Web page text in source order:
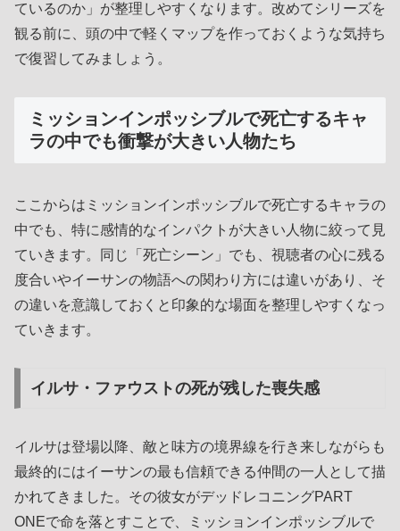
ているのか」が整理しやすくなります。改めてシリーズを
観る前に、頭の中で軽くマップを作っておくような気持ち
で復習してみましょう。
ミッションインポッシブルで死亡するキャ
ラの中でも衝撃が大きい人物たち
ここからはミッションインポッシブルで死亡するキャラの
中でも、特に感情的なインパクトが大きい人物に絞って見
ていきます。同じ「死亡シーン」でも、視聴者の心に残る
度合いやイーサンの物語への関わり方には違いがあり、そ
の違いを意識しておくと印象的な場面を整理しやすくなっ
ていきます。
イルサ・ファウストの死が残した喪失感
イルサは登場以降、敵と味方の境界線を行き来しながらも
最終的にはイーサンの最も信頼できる仲間の一人として描
かれてきました。その彼女がデッドレコニングPART
ONEで命を落とすことで、ミッションインポッシブルで